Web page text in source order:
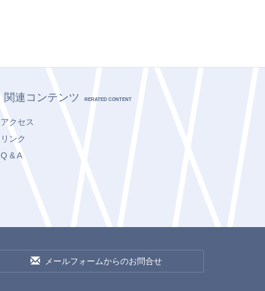
関連コンテンツ RERATED CONTENT
アクセス
リンク
Q & A
メールフォームからのお問合せ